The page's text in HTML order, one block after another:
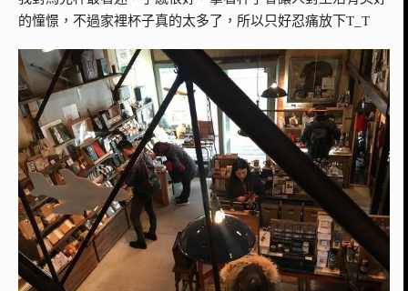
的憧憬，不過家裡杯子真的太多了，所以只好忍痛放下T_T